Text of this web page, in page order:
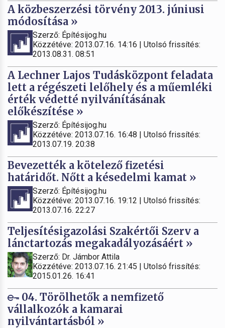
A közbeszerzési törvény 2013. júniusi
módosítása »
Szerző: Építésijog.hu
Közzétéve: 2013.07.16. 14:16 | Utolsó frissítés:
2013.08.31. 08:51
A Lechner Lajos Tudásközpont feladata
lett a régészeti lelőhely és a műemléki
érték védetté nyilvánításának
előkészítése »
Szerző: Építésijog.hu
Közzétéve: 2013.07.16. 16:48 | Utolsó frissítés:
2013.07.19. 20:38
Bevezették a kötelező fizetési
határidőt. Nőtt a késedelmi kamat »
Szerző: Építésijog.hu
Közzétéve: 2013.07.16. 19:12 | Utolsó frissítés:
2013.07.16. 22:27
Teljesítésigazolási Szakértői Szerv a
lánctartozás megakadályozásáért »
Szerző: Dr. Jámbor Attila
Közzétéve: 2013.07.16. 21:45 | Utolsó frissítés:
2015.01.26. 16:41
04. Törölhetők a nemfizető
vállalkozók a kamarai
nyilvántartásból »